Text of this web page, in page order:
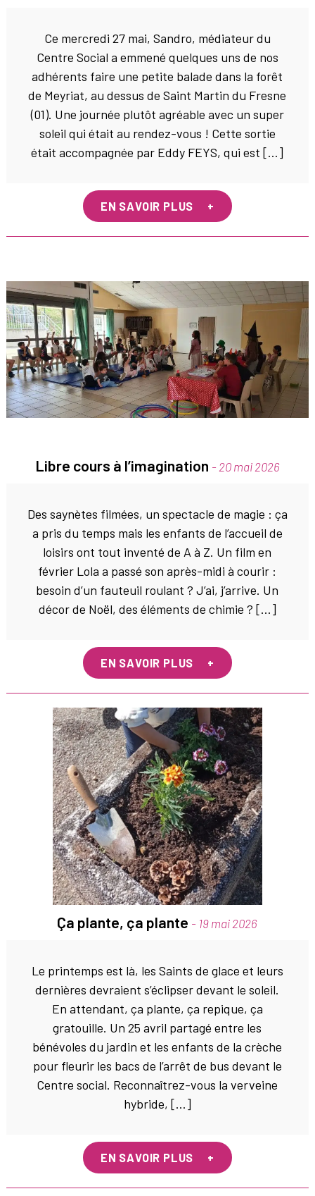
Ce mercredi 27 mai, Sandro, médiateur du
Centre Social a emmené quelques uns de nos
adhérents faire une petite balade dans la forêt
de Meyriat, au dessus de Saint Martin du Fresne
(01). Une journée plutôt agréable avec un super
soleil qui était au rendez-vous ! Cette sortie
était accompagnée par Eddy FEYS, qui est […]
EN SAVOIR PLUS
Libre cours à l’imagination - 20 mai 2026
Des saynètes filmées, un spectacle de magie : ça
a pris du temps mais les enfants de l’accueil de
loisirs ont tout inventé de A à Z. Un film en
février Lola a passé son après-midi à courir :
besoin d’un fauteuil roulant ? J’ai, j’arrive. Un
décor de Noël, des éléments de chimie ? […]
EN SAVOIR PLUS
Ça plante, ça plante - 19 mai 2026
Le printemps est là, les Saints de glace et leurs
dernières devraient s’éclipser devant le soleil.
En attendant, ça plante, ça repique, ça
gratouille. Un 25 avril partagé entre les
bénévoles du jardin et les enfants de la crèche
pour fleurir les bacs de l’arrêt de bus devant le
Centre social. Reconnaîtrez-vous la verveine
hybride, […]
EN SAVOIR PLUS